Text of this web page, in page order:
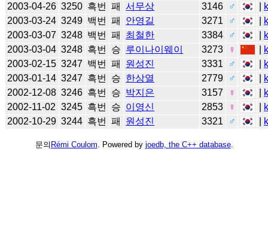
2003-04-26 3250 흑번 패 서무상 3146 ♂
2003-03-24 3249 백번 패 안영길 3271 ♂
2003-03-07 3248 백번 패 최철한 3384 ♂
2003-03-04 3248 흑번 승 루이나이웨이 3273 ♀
2003-02-15 3247 백번 패 원성진 3331 ♂
2003-01-14 3247 흑번 승 한상열 2779 ♂
2002-12-08 3246 흑번 승 박지은 3157 ♀
2002-11-02 3245 흑번 승 이영신 2853 ♀
2002-10-29 3244 흑번 패 원성진 3321 ♂
문의 Rémi Coulom . Powered by joedb, the C++ database.